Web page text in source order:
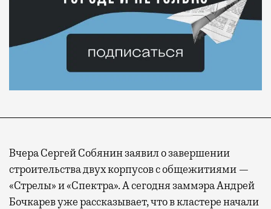
Вчера Сергей Собянин заявил о завершении
строительства двух корпусов с общежитиями —
«Стрелы» и «Спектра». А сегодня заммэра Андрей
Бочкарев уже рассказывает, что в кластере начали